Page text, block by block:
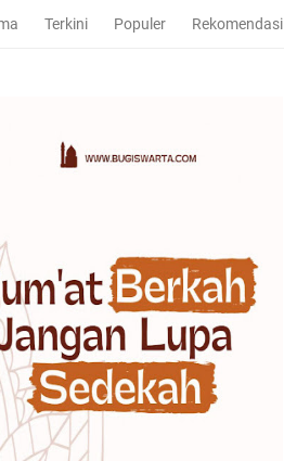
Terkini Populer Rekomendasi